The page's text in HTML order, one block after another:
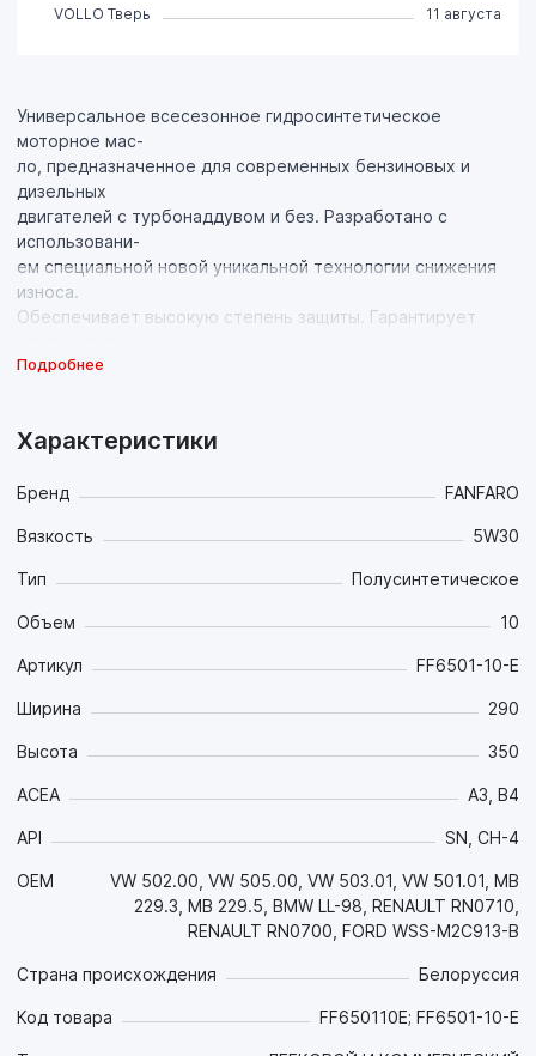
Универсальное всесезонное гидросинтетическое
моторное мас-
ло, предназначенное для современных бензиновых и
дизельных
двигателей с турбонаддувом и без. Разработано с
использовани-
ем специальной новой уникальной технологии снижения
износа.
Обеспечивает высокую степень защиты. Гарантирует
ную чистоту деталей двигателя. Эффективно экономит
высоких
Подробнее
Характеристики
Бренд FANFARO
Вязкость 5W30
Тип Полусинтетическое
Объем 10
Артикул FF6501-10-E
Ширина 290
Высота 350
ACEA A3, B4
API SN, CH-4
OEM
VW 502.00, VW 505.00, VW 503.01, VW 501.01, MB
229.3, MB 229.5, BMW LL-98, RENAULT RN0710,
RENAULT RN0700, FORD WSS-M2C913-B
Страна происхождения Белоруссия
Код товара FF650110E; FF6501-10-E
VOLLO Тверь
11 августа